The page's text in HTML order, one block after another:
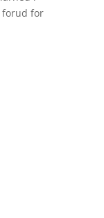
forud for